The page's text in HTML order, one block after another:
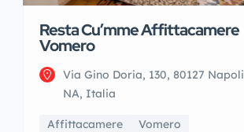
Resta Cu’mme Affittacamere
Vomero
Via Gino Doria, 130, 80127 Napoli
NA, Italia
Affittacamere Vomero